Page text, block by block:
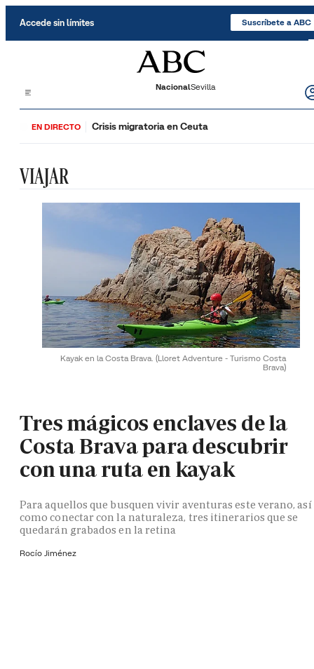
Accede sin límites Suscríbete a ABC
NacionalSevilla
EN DIRECTO Crisis migratoria en Ceuta
VIAJAR
Kayak en la Costa Brava. (Lloret Adventure - Turismo Costa
Brava)
Tres mágicos enclaves de la
Costa Brava para descubrir
con una ruta en kayak
Para aquellos que busquen vivir aventuras este verano, así
como conectar con la naturaleza, tres itinerarios que se
quedarán grabados en la retina
Rocío Jiménez